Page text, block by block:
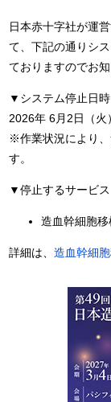
日本赤十字社が運
て、下記の通りシ
ておりますのでお知
▼システム停止日時
2026年 6月2日（
※作業状況により
す。
▼停止するサービス
造血幹細胞移
詳細は、造血幹細